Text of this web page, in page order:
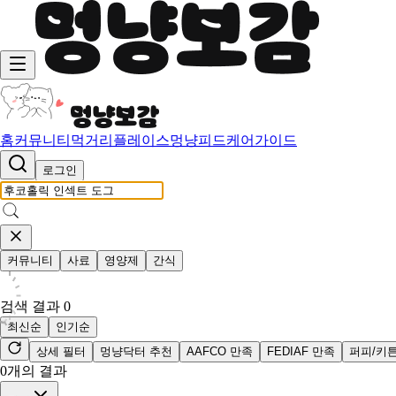
홈커뮤니티 먹거리 플레이스멍냥피드케어가이드
로그인
커뮤니티 사료 영양제 간식
검색 결과 0
최신순
인기순
상세 필터
멍냥닥터 추천 AAFCO 만족 FEDIAF 만족 퍼피/키
0개의 결과